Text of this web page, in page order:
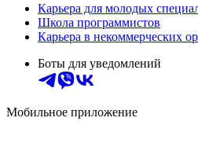
Карьера для молодых
Школа программистов
Карьера в некоммерческих
Боты для уведомлений
Мобильное приложение